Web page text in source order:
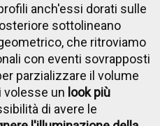
anch'essi dorati sulle
sottolineano
che ritroviamo
con eventi sovrapposti
parzializzare il volume
volesse un look più
di avere le